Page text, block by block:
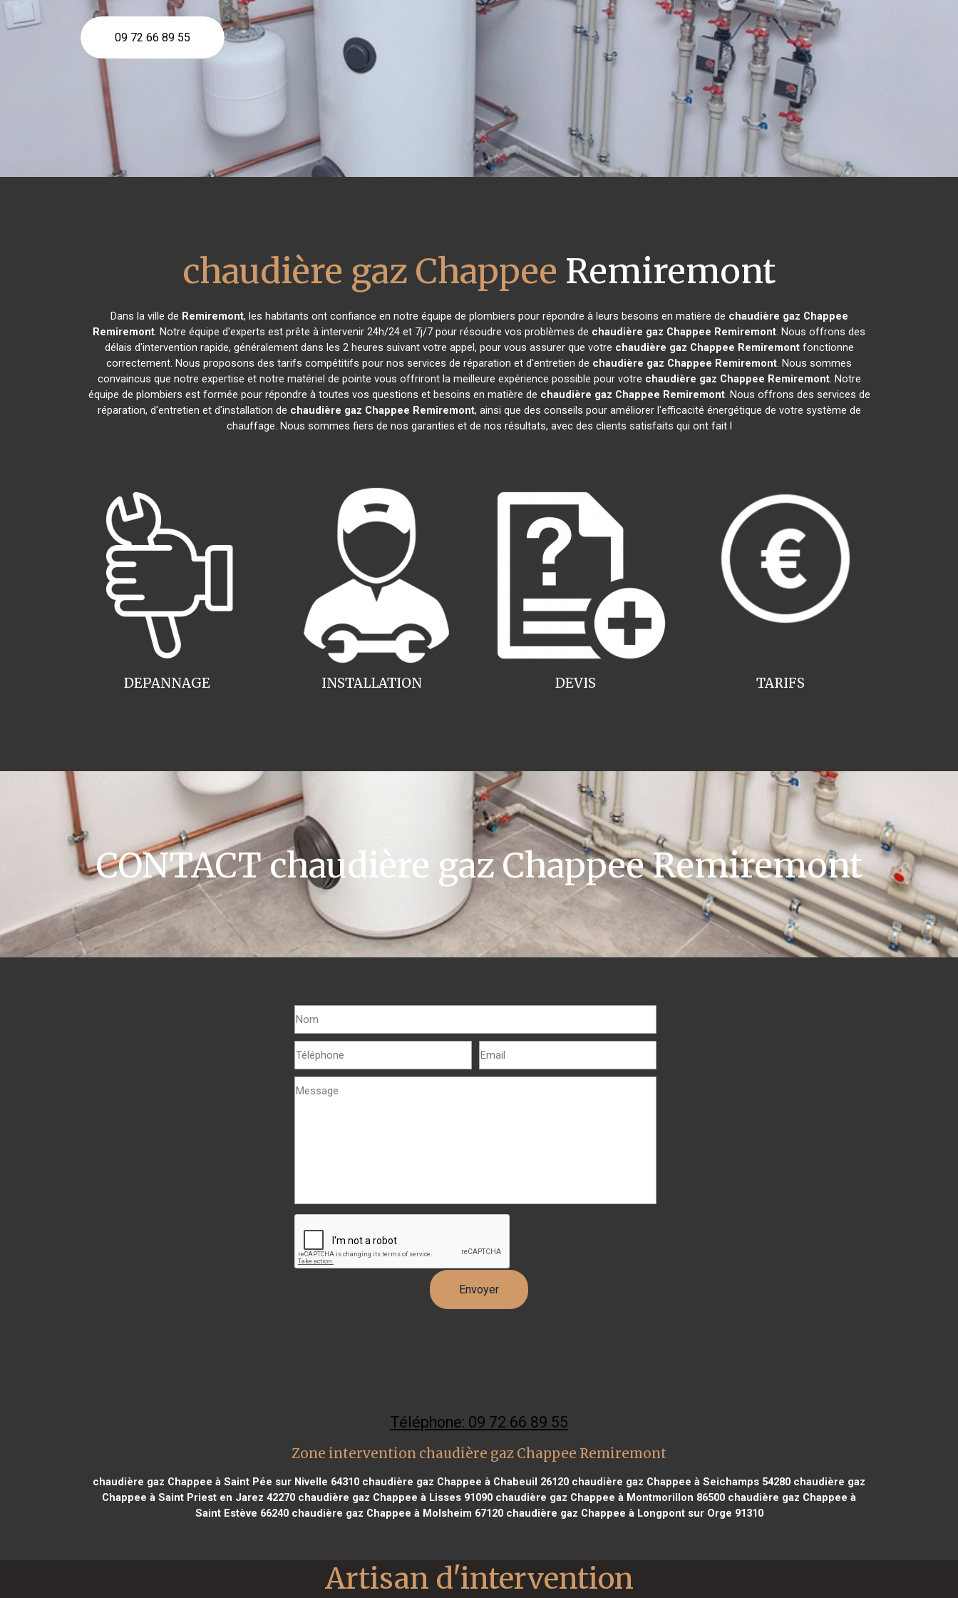
09 72 66 89 55
chaudière gaz Chappee Remiremont
Dans la ville de Remiremont, les habitants ont confiance en notre équipe de plombiers pour répondre à leurs besoins en matière de chaudière gaz Chappee
Remiremont. Notre équipe d'experts est prête à intervenir 24h/24 et 7j/7 pour résoudre vos problèmes de chaudière gaz Chappee Remiremont. Nous offrons des
délais d'intervention rapide, généralement dans les 2 heures suivant votre appel, pour vous assurer que votre chaudière gaz Chappee Remiremontfonctionne
correctement. Nous proposons des tarifs compétitifs pour nos services de réparation et d'entretien de chaudière gaz Chappee Remiremont. Nous sommes
convaincus que notre expertise et notre matériel de pointe vous offriront la meilleure expérience possible pour votre chaudière gaz Chappee Remiremont. Notre
équipe de plombiers est formée pour répondre à toutes vos questions et besoins en matière de chaudière gaz Chappee Remiremont. Nous offrons des services de
réparation, d'entretien et d'installation de chaudière gaz Chappee Remiremont, ainsi que des conseils pour améliorer l'efficacité énergétique de votre système de
chauffage. Nous sommes fiers de nos garanties et de nos résultats, avec des clients satisfaits qui ont fait l
INSTALLATION
DEPANNAGE TARIFS
DEVIS
CONTACT chaudière gaz Chappee Remiremont
Téléphone: 09 72 66 89 55
Zone intervention chaudière gaz Chappee Remiremont
chaudière gaz Chappee à Saint Pée sur Nivelle 64310 chaudière gaz Chappee à Chabeuil 26120 chaudière gaz Chappee à Seichamps 54280 chaudière gaz
Chappee à Saint Priest en Jarez 42270 chaudière gaz Chappee à Lisses 91090 chaudière gaz Chappee à Montmorillon 86500 chaudière gaz Chappee à
Saint Estève 66240chaudière gaz Chappee à Molsheim 67120chaudière gaz Chappee à Longpont sur Orge 91310
Artisan d'intervention